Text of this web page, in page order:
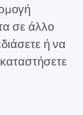
σε άλλο
ή να